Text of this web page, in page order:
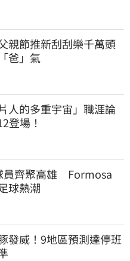
親節推新刮刮樂千萬頭
爸」氣
片人的多重宇宙」職涯論
登場！
員齊聚高雄　Formosa
球熱潮
發威！9地區預測達停班